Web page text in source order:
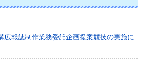
広報誌制作業務委託企画提案競技の実施に